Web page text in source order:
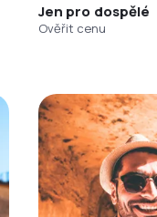
Jen pro dospělé
Ověřit cenu